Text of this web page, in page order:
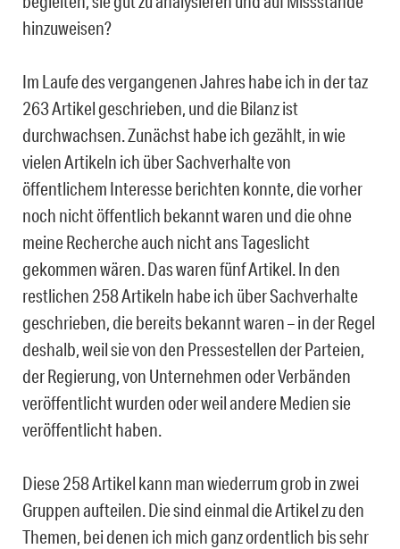
hinzuweisen?
Im Laufe des vergangenen Jahres habe ich in der taz
263 Artikel geschrieben, und die Bilanz ist
durchwachsen. Zunächst habe ich gezählt, in wie
vielen Artikeln ich über Sachverhalte von
öffentlichem Interesse berichten konnte, die vorher
noch nicht öffentlich bekannt waren und die ohne
meine Recherche auch nicht ans Tageslicht
gekommen wären. Das waren fünf Artikel. In den
restlichen 258 Artikeln habe ich über Sachverhalte
geschrieben, die bereits bekannt waren – in der Regel
deshalb, weil sie von den Pressestellen der Parteien,
der Regierung, von Unternehmen oder Verbänden
veröffentlicht wurden oder weil andere Medien sie
veröffentlicht haben.
Diese 258 Artikel kann man wiederrum grob in zwei
Gruppen aufteilen. Die sind einmal die Artikel zu den
Themen, bei denen ich mich ganz ordentlich bis sehr